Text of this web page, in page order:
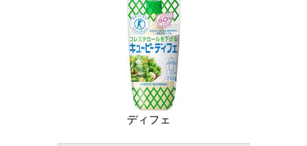
ディフェ